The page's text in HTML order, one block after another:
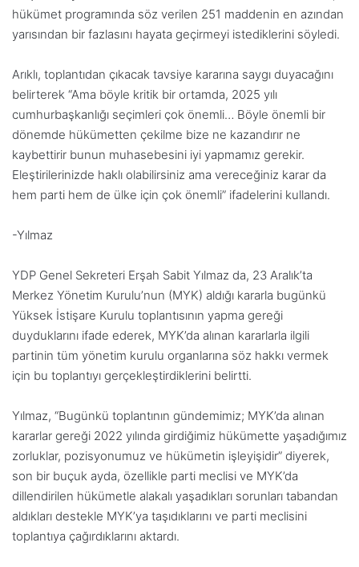
hükümet programında söz verilen 251 maddenin en azından
yarısından bir fazlasını hayata geçirmeyi istediklerini söyledi.
Arıklı, toplantıdan çıkacak tavsiye kararına saygı duyacağını
belirterek “Ama böyle kritik bir ortamda, 2025 yılı
cumhurbaşkanlığı seçimleri çok önemli… Böyle önemli bir
dönemde hükümetten çekilme bize ne kazandırır ne
kaybettirir bunun muhasebesini iyi yapmamız gerekir.
Eleştirilerinizde haklı olabilirsiniz ama vereceğiniz karar da
hem parti hem de ülke için çok önemli” ifadelerini kullandı.
-Yılmaz
YDP Genel Sekreteri Erşah Sabit Yılmaz da, 23 Aralık’ta
Merkez Yönetim Kurulu’nun (MYK) aldığı kararla bugünkü
Yüksek İstişare Kurulu toplantısının yapma gereği
duyduklarını ifade ederek, MYK’da alınan kararlarla ilgili
partinin tüm yönetim kurulu organlarına söz hakkı vermek
için bu toplantıyı gerçekleştirdiklerini belirtti.
Yılmaz, “Bugünkü toplantının gündemimiz; MYK’da alınan
kararlar gereği 2022 yılında girdiğimiz hükümette yaşadığımız
zorluklar, pozisyonumuz ve hükümetin işleyişidir” diyerek,
son bir buçuk ayda, özellikle parti meclisi ve MYK’da
dillendirilen hükümetle alakalı yaşadıkları sorunları tabandan
aldıkları destekle MYK’ya taşıdıklarını ve parti meclisini
toplantıya çağırdıklarını aktardı.